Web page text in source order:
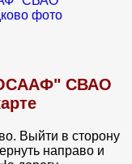
СВАО
Выйти в сторону
направо и